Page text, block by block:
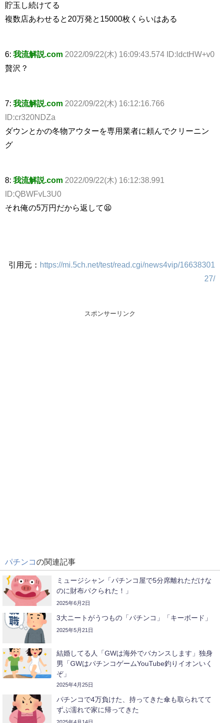
貯玉し続けてる
複数店あわせると20万発と15000枚くらいはある
6: 我流解説.com 2022/09/22(木) 16:09:43.574 ID:ldctHW+v0
贅沢？
7: 我流解説.com 2022/09/22(木) 16:12:16.766
ID:cr320NDZa
ダウンとかの冬物アウターを専用業者に頼んでクリーニン
グ
8: 我流解説.com 2022/09/22(木) 16:12:38.991
ID:QBWFvL3U0
それ俺の5万円だから返して😫
引用元： https://mi.5ch.net/test/read.cgi/news4vip/16638301
27/
スポンサーリンク
パチンコの関連記事
ミュージシャン「パチンコ屋で5分席離れただけな
のに財布パクられた！」
2025年6月2日
3大ニートがうつもの「パチンコ」「キーボード」
2025年5月21日
結婚してる人「GWは海外でバカンスします」独身
男「GWはパチンコゲームYouTube釣りイオンいく
ぞ」
2025年4月25日
パチンコで4万負けた、持ってきた傘も取られてて
ずぶ濡れで家に帰ってきた
2025年4月14日